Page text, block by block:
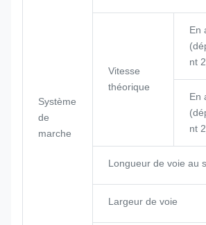
Système
de
marche
Vitesse
théorique
En
nt
En
nt
Longueur de voie au
Largeur de voie